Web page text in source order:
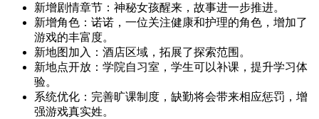
新增剧情章节：神秘女孩醒来，故事进一步推进。
新增角色：诺诺，一位关注健康和护理的角色，增加了
游戏的丰富度。
新地图加入：酒店区域，拓展了探索范围。
新地点开放：学院自习室，学生可以补课，提升学习体
验。
系统优化：完善旷课制度，缺勤将会带来相应惩罚，增
强游戏真实姓。